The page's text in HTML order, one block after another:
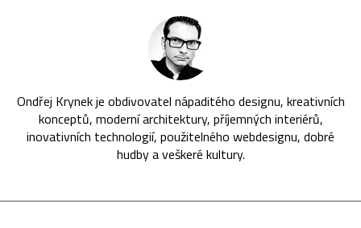
Ondřej Krynek je obdivovatel nápaditého designu, kreativních
konceptů, moderní architektury, příjemných interiérů,
inovativních technologií, použitelného webdesignu, dobré
hudby a veškeré kultury.